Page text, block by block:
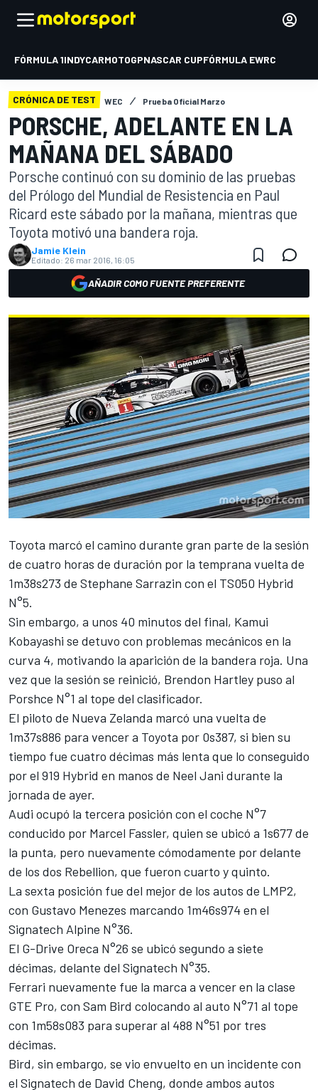
FÓRMULA 1INDYCARMOTOGPNASCAR CUPFÓRMULA EWRC
CRÓNICA DE TEST WEC Prueba Oficial Marzo
PORSCHE, ADELANTE EN LA
MAÑANA DEL SÁBADO
Porsche continuó con su dominio de las pruebas
del Prólogo del Mundial de Resistencia en Paul
Ricard este sábado por la mañana, mientras que
Toyota motivó una bandera roja.
Jamie Klein
Editado: 26 mar 2016, 16:05
AÑADIR COMO FUENTE PREFERENTE
Toyota marcó el camino durante gran parte de la sesión
de cuatro horas de duración por la temprana vuelta de
1m38s273 de Stephane Sarrazin con el TS050 Hybrid
N°5.
Sin embargo, a unos 40 minutos del final, Kamui
Kobayashi se detuvo con problemas mecánicos en la
curva 4, motivando la aparición de la bandera roja. Una
vez que la sesión se reinició, Brendon Hartley puso al
Porshce N°1 al tope del clasificador.
El piloto de Nueva Zelanda marcó una vuelta de
1m37s886 para vencer a Toyota por 0s387, si bien su
tiempo fue cuatro décimas más lenta que lo conseguido
por el 919 Hybrid en manos de Neel Jani durante la
jornada de ayer.
Audi ocupó la tercera posición con el coche N°7
conducido por Marcel Fassler, quien se ubicó a 1s677 de
la punta, pero nuevamente cómodamente por delante
de los dos Rebellion, que fueron cuarto y quinto.
La sexta posición fue del mejor de los autos de LMP2,
con Gustavo Menezes marcando 1m46s974 en el
Signatech Alpine N°36.
El G-Drive Oreca N°26 se ubicó segundo a siete
décimas, delante del Signatech N°35.
Ferrari nuevamente fue la marca a vencer en la clase
GTE Pro, con Sam Bird colocando al auto N°71 al tope
con 1m58s083 para superar al 488 N°51 por tres
décimas.
Bird, sin embargo, se vio envuelto en un incidente con
el Signatech de David Cheng, donde ambos autos